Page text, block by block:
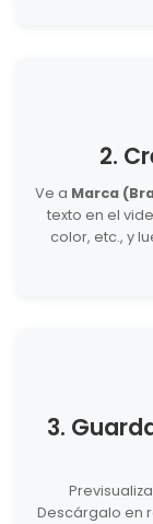
2.
Ve a Marca
texto en el
color, etc., y
3.
Descárgalo en